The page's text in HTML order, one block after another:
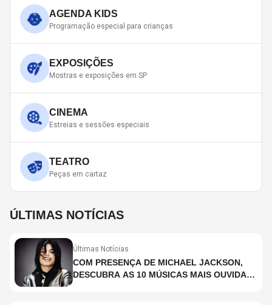
AGENDA KIDS
Programação especial para crianças
EXPOSIÇÕES
Mostras e exposições em SP
CINEMA
Estreias e sessões especiais
TEATRO
Peças em cartaz
ÚLTIMAS NOTÍCIAS
Últimas Notícias
COM PRESENÇA DE MICHAEL JACKSON,
DESCUBRA AS 10 MÚSICAS MAIS OUVIDAS